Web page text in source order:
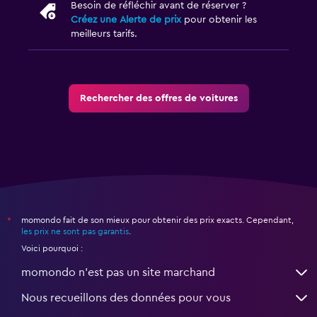
Besoin de réfléchir avant de réserver ?
Créez une Alerte de prixpour obtenir les
meilleurs tarifs.
Rechercher des offres de voitures
*
momondo fait de son mieux pour obtenir des prix exacts. Cependant,
les prix ne sont pas garantis
Voici pourquoi :
momondo n'est pas un site marchand
Nous recueillons des données pour vous